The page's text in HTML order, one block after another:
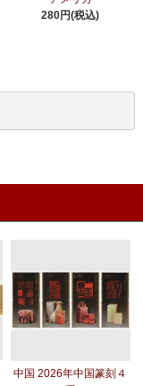
280円(税込)
中国 2026年中国篆刻４